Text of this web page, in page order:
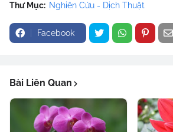
Thư Mục: Nghiên Cứu - Dịch Thuật
Facebook
Bài Liên Quan